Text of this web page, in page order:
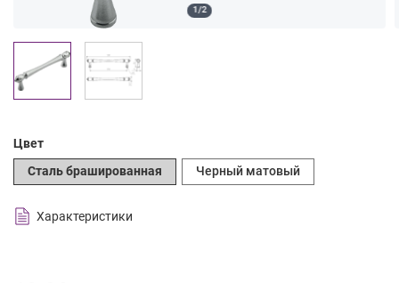
1/2
Цвет
Сталь брашированная
Черный матовый
Характеристики